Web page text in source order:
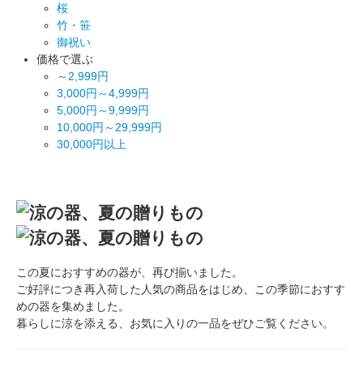
桜
竹・笹
御祝い
価格で選ぶ
～2,999円
3,000円～4,999円
5,000円～9,999円
10,000円～29,999円
30,000円以上
この夏におすすめの器が、再び揃いました。
ご好評につき再入荷した人気の商品をはじめ、この季節におすす
めの器を集めました。
暮らしに涼を添える、お気に入りの一品をぜひご覧ください。